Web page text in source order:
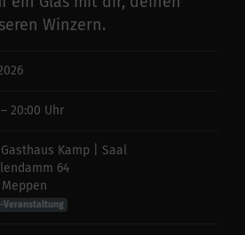
Winzern.
20:00 Uhr
Kamp | Saal
64
Meppen
Veranstaltung